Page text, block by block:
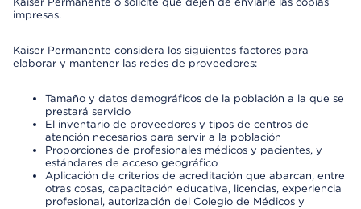
impresas.
Kaiser Permanente considera los siguientes factores para
elaborar y mantener las redes de proveedores:
Tamaño y datos demográficos de la población a la que se
prestará servicio
El inventario de proveedores y tipos de centros de
atención necesarios para servir a la población
Proporciones de profesionales médicos y pacientes, y
estándares de acceso geográfico
Aplicación de criterios de acreditación que abarcan, entre
otras cosas, capacitación educativa, licencias, experiencia
profesional, autorización del Colegio de Médicos y